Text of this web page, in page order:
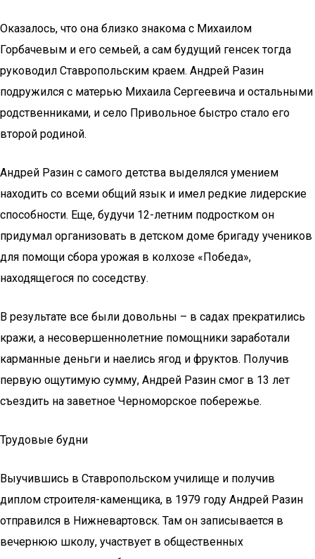
Оказалось, что она близко знакома с Михаилом
Горбачевым и его семьей, а сам будущий генсек тогда
руководил Ставропольским краем. Андрей Разин
подружился с матерью Михаила Сергеевича и остальными
родственниками, и село Привольное быстро стало его
второй родиной.
Андрей Разин с самого детства выделялся умением
находить со всеми общий язык и имел редкие лидерские
способности. Еще, будучи 12-летним подростком он
придумал организовать в детском доме бригаду учеников
для помощи сбора урожая в колхозе «Победа»,
находящегося по соседству.
В результате все были довольны – в садах прекратились
кражи, а несовершеннолетние помощники заработали
карманные деньги и наелись ягод и фруктов. Получив
первую ощутимую сумму, Андрей Разин смог в 13 лет
съездить на заветное Черноморское побережье.
Трудовые будни
Выучившись в Ставропольском училище и получив
диплом строителя-каменщика, в 1979 году Андрей Разин
отправился в Нижневартовск. Там он записывается в
вечернюю школу, участвует в общественных